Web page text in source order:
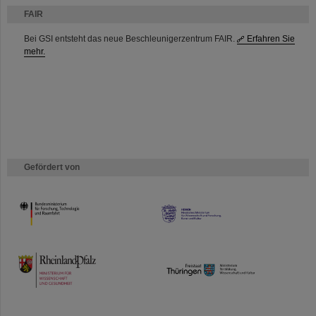
FAIR
Bei GSI entsteht das neue Beschleunigerzentrum FAIR.
Erfahren Sie
mehr.
Gefördert von
HMWK
TMWWDG